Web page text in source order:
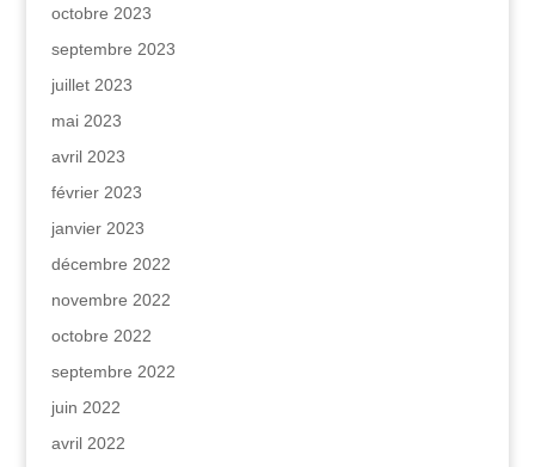
octobre 2023
septembre 2023
juillet 2023
mai 2023
avril 2023
février 2023
janvier 2023
décembre 2022
novembre 2022
octobre 2022
septembre 2022
juin 2022
avril 2022